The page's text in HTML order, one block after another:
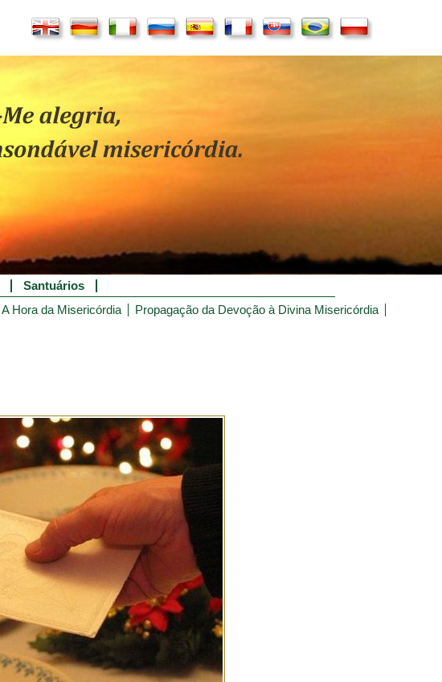
Santuários
A Hora da Misericórdia Propagação da Devoção à Divina Misericórdia